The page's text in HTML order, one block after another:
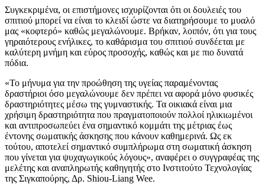
Συγκεκριμένα, οι επιστήμονες ισχυρίζονται ότι οι δουλειές του
σπιτιού μπορεί να είναι το κλειδί ώστε να διατηρήσουμε το μυαλό
μας «κοφτερό» καθώς μεγαλώνουμε. Βρήκαν, λοιπόν, ότι για τους
γηραιότερους ενήλικες, το καθάρισμα του σπιτιού συνδέεται με
καλύτερη μνήμη και εύρος προσοχής, καθώς και με πιο δυνατά
πόδια.
«Το μήνυμα για την προώθηση της υγείας παραμένοντας
δραστήριοι όσο μεγαλώνουμε δεν πρέπει να αφορά μόνο φυσικές
δραστηριότητες μέσω της γυμναστικής. Τα οικιακά είναι μια
χρήσιμη δραστηριότητα που πραγματοποιούν πολλοί ηλικιωμένοι
και αντιπροσωπεύει ένα σημαντικό κομμάτι της μέτριας έως
έντονης σωματικής άσκησης που κάνουν καθημερινά. Ως εκ
τούτου, αποτελεί σημαντικό συμπλήρωμα στη σωματική άσκηση
που γίνεται για ψυχαγωγικούς λόγους», αναφέρει ο συγγραφέας της
μελέτης και αναπληρωτής καθηγητής στο Ινστιτούτο Τεχνολογίας
της Σιγκαπούρης, Δρ. Shiou-Liang Wee.